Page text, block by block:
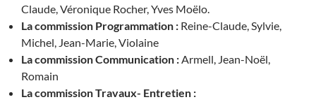
Claude, Véronique Rocher, Yves Moëlo.
La commission Programmation : Reine-Claude, Sylvie,
Michel, Jean-Marie, Violaine
La commission Communication :Armell, Jean-Noël,
Romain
La commission Travaux- Entretien :